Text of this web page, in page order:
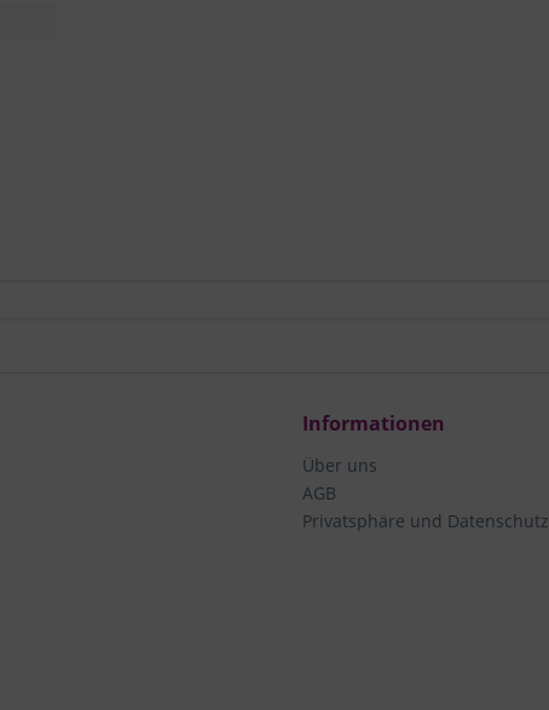
Informationen
Über uns
AGB
Privatsphäre und Datenschutz